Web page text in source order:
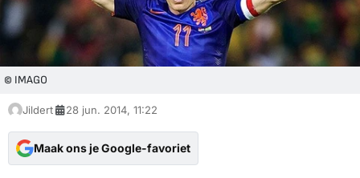
© IMAGO
Jildert 28 jun. 2014, 11:22
Maak ons je Google-favoriet